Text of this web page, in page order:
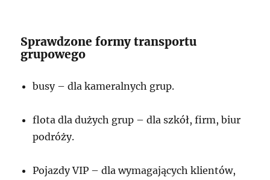
Sprawdzone formy transportu
grupowego
busy – dla kameralnych grup.
flota dla dużych grup – dla szkół, firm, biur
podróży.
Pojazdy VIP – dla wymagających klientów,